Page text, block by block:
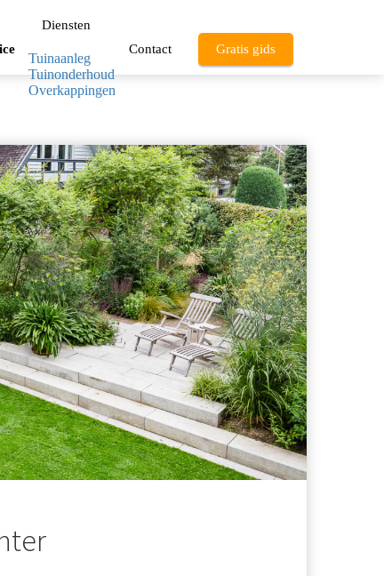
Diensten
Tuinaanleg
Tuinonderhoud
Overkappingen
Contact Gratis gids